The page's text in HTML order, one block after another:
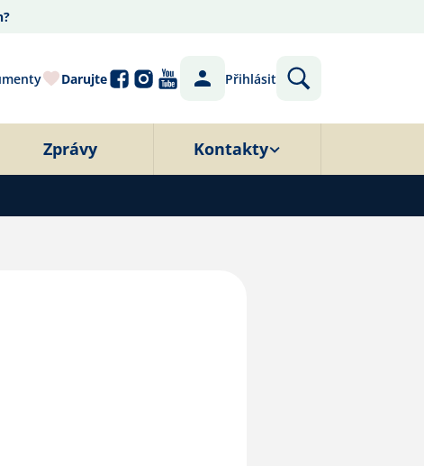
Darujte Přihlásit
Zprávy Kontakty